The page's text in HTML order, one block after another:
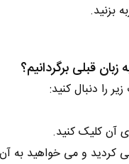
بزنید.
قبلی برگردانیم؟
را دنبال کنید:
آن کلیک کنید.
کردید و می‌ خواهید به آن